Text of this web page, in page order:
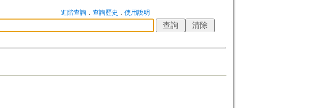
進階查詢． 查詢歷史 ． 使用說明